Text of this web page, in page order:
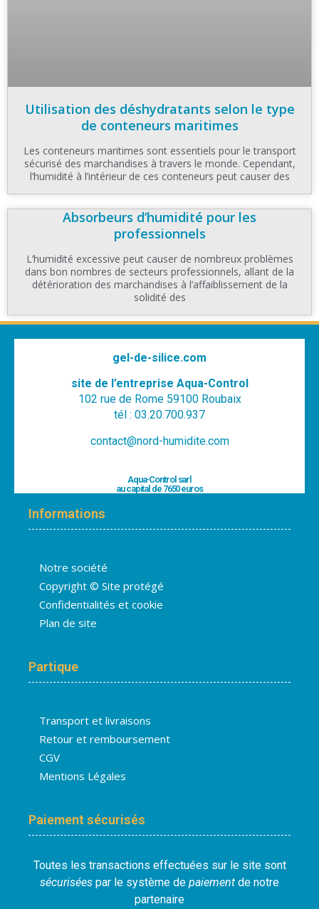
Utilisation des déshydratants selon le type
de conteneurs maritimes
Les conteneurs maritimes sont essentiels pour le transport
sécurisé des marchandises à travers le monde. Cependant,
l’humidité à l’intérieur de ces conteneurs peut causer des
Absorbeurs d’humidité pour les
professionnels
L’humidité excessive peut causer de nombreux problèmes
dans bon nombres de secteurs professionnels, allant de la
détérioration des marchandises à l’affaiblissement de la
solidité des
gel-de-silice.com
site de l’entreprise Aqua-Control
102 rue de Rome 59100 Roubaix
tél : 03.20.700.937
contact@nord-humidite.com
Aqua-Control sarl
au capital de 7650 euros
Informations
Notre société
Copyright © Site protégé
Confidentialités et cookie
Plan de site
Partique
Transport et livraisons
Retour et remboursement
CGV
Mentions Légales
Paiement sécurisés
Toutes les transactions effectuées sur le site sont
sécurisées par le système de paiement de notre
partenaire